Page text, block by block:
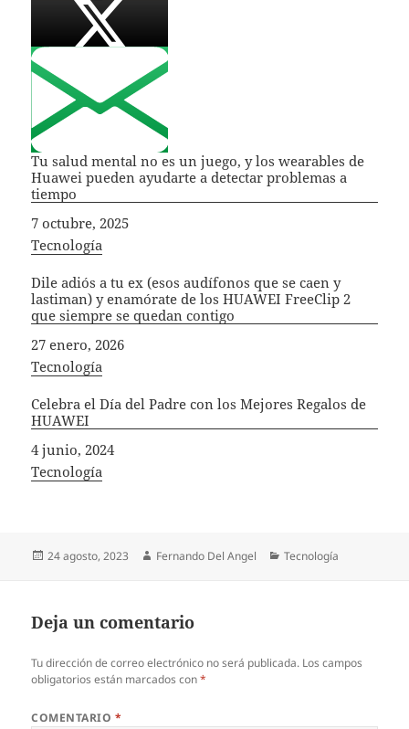
Tu salud mental no es un juego, y los wearables de
Huawei pueden ayudarte a detectar problemas a
tiempo
Fecha
7 octubre, 2025
In relation to
Tecnología
Dile adiós a tu ex (esos audífonos que se caen y
lastiman) y enamórate de los HUAWEI FreeClip 2
que siempre se quedan contigo
Fecha
27 enero, 2026
In relation to
Tecnología
Celebra el Día del Padre con los Mejores Regalos de
HUAWEI
Fecha
4 junio, 2024
In relation to
Tecnología
Publicado
24 agosto, 2023 Autor
Fernando Del Angel Categorías
Tecnología
Deja un comentario
Tu dirección de correo electrónico no será publicada. Los campos
obligatorios están marcados con*
COMENTARIO *